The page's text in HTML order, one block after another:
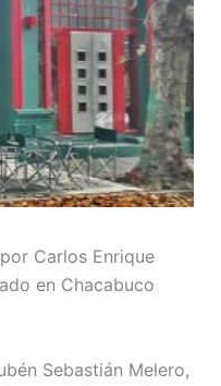
Carlos Enrique
en Chacabuco
Sebastián Melero,